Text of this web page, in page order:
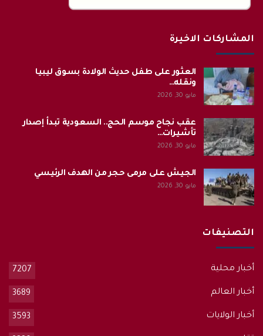
المشاركات الاخيرة
العثور على طفل حديث الولادة بسوق ليبيا
ونقله…
مايو 30, 2026
عقب نجاح موسم الحج.. السعودية تبدأ إصدار
تأشيرات…
مايو 30, 2026
الجيش على مرمى حجر من الهدف الرئيسي
مايو 30, 2026
التصنيفات
أخبار محلية 7207
أخبار العالم 3689
أخبار الولايات 3593